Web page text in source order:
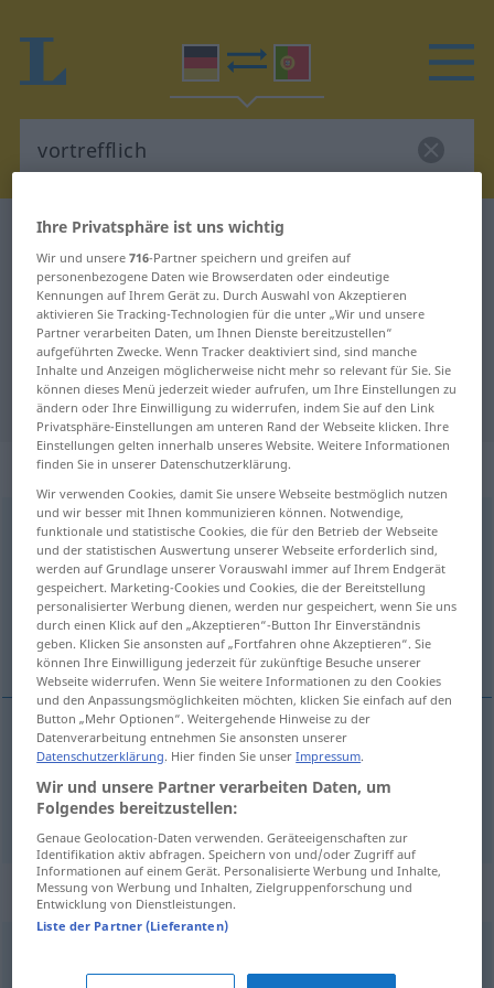
Deutsch-Portugiesisch Wörterbuch
Deutsch-Portugiesisch
Übersetzung für "vortrefflich"
"vortrefflich" Portugiesisch
Übersetzung
„vortrefflich“
vortrefflich GEH
Übersicht aller Übersetzungen
(Für mehr Details die Übersetzung anklicken/antippen)
excelente, primoroso, esmerado
excelente,primoroso vortrefflich GEH
esmerado vortrefflichArbeit
Synonyme für "vortrefflich"
Ihre Privatsphäre ist uns wichtig
Wir und unsere716-Partner speichern und greifen auf
personenbezogene Daten wie Browserdaten oder eindeutige
Kennungen auf Ihrem Gerät zu. Durch Auswahl von Akzeptieren
aktivieren Sie Tracking-Technologien für die unter „Wir und unsere
Partner verarbeiten Daten, um Ihnen Dienste bereitzustellen“
aufgeführten Zwecke. Wenn Tracker deaktiviert sind, sind manche
Inhalte und Anzeigen möglicherweise nicht mehr so relevant für Sie. Sie
können dieses Menü jederzeit wieder aufrufen, um Ihre Einstellungen zu
ändern oder Ihre Einwilligung zu widerrufen, indem Sie auf den Link
Privatsphäre-Einstellungen am unteren Rand der Webseite klicken. Ihre
Einstellungen gelten innerhalb unseres Website. Weitere Informationen
finden Sie in unserer Datenschutzerklärung.
Wir verwenden Cookies, damit Sie unsere Webseite bestmöglich nutzen
und wir besser mit Ihnen kommunizieren können. Notwendige,
funktionale und statistische Cookies, die für den Betrieb der Webseite
und der statistischen Auswertung unserer Webseite erforderlich sind,
werden auf Grundlage unserer Vorauswahl immer auf Ihrem Endgerät
gespeichert. Marketing-Cookies und Cookies, die der Bereitstellung
personalisierter Werbung dienen, werden nur gespeichert, wenn Sie uns
durch einen Klick auf den „Akzeptieren“-Button Ihr Einverständnis
geben. Klicken Sie ansonsten auf „Fortfahren ohne Akzeptieren“. Sie
können Ihre Einwilligung jederzeit für zukünftige Besuche unserer
Webseite widerrufen. Wenn Sie weitere Informationen zu den Cookies
und den Anpassungsmöglichkeiten möchten, klicken Sie einfach auf den
Button „Mehr Optionen“. Weitergehende Hinweise zu der
Datenverarbeitung entnehmen Sie ansonsten unserer
Datenschutzerklärung. Hier finden Sie unserImpressum.
Wir und unsere Partner verarbeiten Daten, um
Folgendes bereitzustellen:
Genaue Geolocation-Daten verwenden. Geräteeigenschaften zur
Identifikation aktiv abfragen. Speichern von und/oder Zugriff auf
Informationen auf einem Gerät. Personalisierte Werbung und Inhalte,
Messung von Werbung und Inhalten, Zielgruppenforschung und
Entwicklung von Dienstleistungen.
Liste der Partner (Lieferanten)